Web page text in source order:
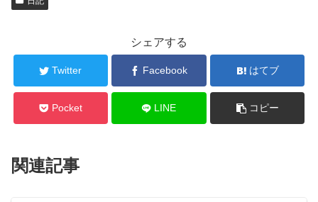
シェアする
Twitter Facebook はてブ
Pocket LINE コピー
関連記事